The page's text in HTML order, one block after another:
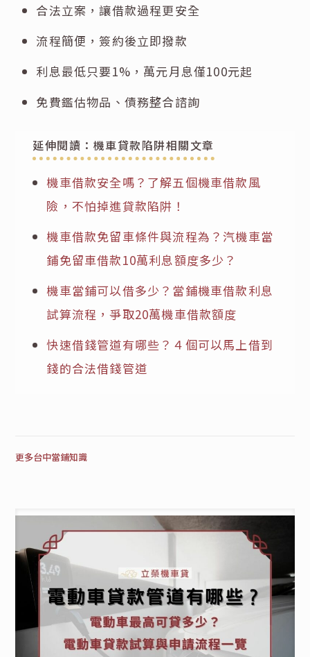
合法立案，讓借款過程更安全
流程簡便，簽約後立即撥款
利息最低只要1%，萬元月息僅100元起
免費鑑估物品、債務整合諮詢
延伸閱讀：機車貸款陷阱相關文章
機車借款安全嗎？了解五個機車借款風
險，不怕掉進貸款陷阱！
機車借款免留車條件與流程為？汽機車當
鋪免留車借款10萬利息額度多少？
機車當鋪可以借多少？當鋪機車借款利息
試算流程，爭取20萬機車借款額度
快速借錢管道有哪些？４個可以馬上借到
錢的合法借錢管道
更多台中當鋪知識